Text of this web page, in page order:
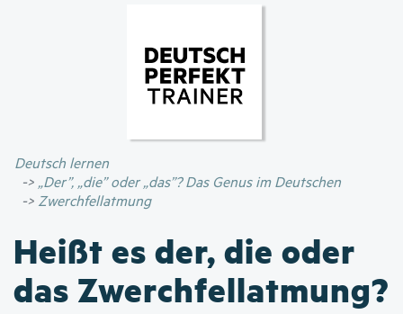
Inhalt
Deutsch lernen
„Der”, „die” oder „das”? Das Genus im Deutschen
Zwerchfellatmung
Heißt es der, die oder
das Zwerchfellatmung?